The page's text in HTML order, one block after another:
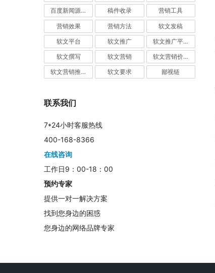
百度新闻源发布 稿件收录 营销工具
营销效果 营销方法 软文发稿
软文平台 软文推广 软文推广平台
软文撰写 软文营销 软文营销价值
软文营销推广 软文要求 鄙视链
联系我们
7*24小时客服热线
400-168-8366
在线咨询
工作日9：00-18：00
预约专家
提供一对一解决方案
找到您身边的困惑
您身边的网络品牌专家